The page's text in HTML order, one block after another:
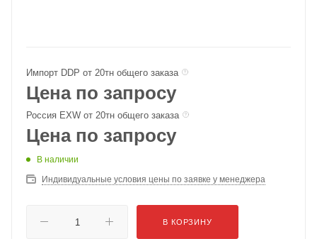
Импорт DDP от 20тн общего заказа
Цена по запросу
Россия EXW от 20тн общего заказа
Цена по запросу
В наличии
Индивидуальные условия цены по заявке у менеджера
В КОРЗИНУ